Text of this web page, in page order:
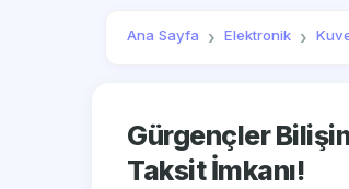
Ana Sayfa Elektronik
Gürgençler
Taksit İmkanı!